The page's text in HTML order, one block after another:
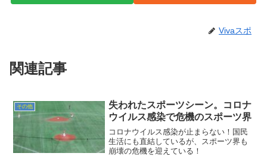
Vivaスポ
関連記事
その他
失われたスポーツシーン。コロナ
ウイルス感染で危機のスポーツ界
コロナウイルス感染が止まらない！国民
生活にも直結しているが、スポーツ界も
崩壊の危機を迎えている！